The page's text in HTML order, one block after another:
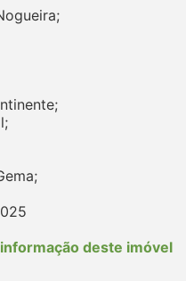
deste imóvel